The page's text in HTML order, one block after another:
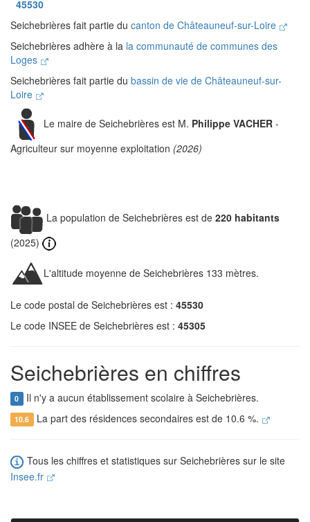
45530
Seichebrières fait partie du canton de Châteauneuf-sur-Loire
Seichebrières adhère à la la communauté de communes des
Loges
Seichebrières fait partie du bassin de vie de Châteauneuf-sur-
Loire
Le maire de Seichebrières est M. Philippe VACHER -
Agriculteur sur moyenne exploitation (2026)
La population de Seichebrières est de 220 habitants
(2025)
L'altitude moyenne de Seichebrières 133 mètres.
Le code postal de Seichebrières est : 45530
Le code INSEE de Seichebrières est : 45305
Seichebrières en chiffres
0 Il n'y a aucun établissement scolaire à Seichebrières.
10.6 La part des résidences secondaires est de 10.6 %.
Tous les chiffres et statistiques sur Seichebrières sur le site
Insee.fr